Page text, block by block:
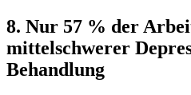
8. Nur 57 % der
mittelschwerer
Behandlung